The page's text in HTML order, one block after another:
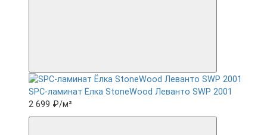
SPC-ламинат Ëлка StoneWood Леванто SWP 2001
2 699 ₽/м²